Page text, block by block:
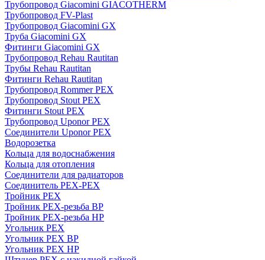
Трубопровод Giacomini GIACOTHERM
Трубопровод FV-Plast
Трубопровод Giacomini GX
Труба Giacomini GX
Фитинги Giacomini GX
Трубопровод Rehau Rautitan
Трубы Rehau Rautitan
Фитинги Rehau Rautitan
Трубопровод Rommer PEX
Трубопровод Stout PEX
Фитинги Stout PEX
Трубопровод Uponor PEX
Соединители Uponor PEX
Водорозетка
Кольца для водоснабжения
Кольца для отопления
Соединители для радиаторов
Соединитель PEX-PEX
Тройник PEX
Тройник PEX-резьба ВР
Тройник PEX-резьба НР
Угольник PEX
Угольник PEX ВР
Угольник PEX НР